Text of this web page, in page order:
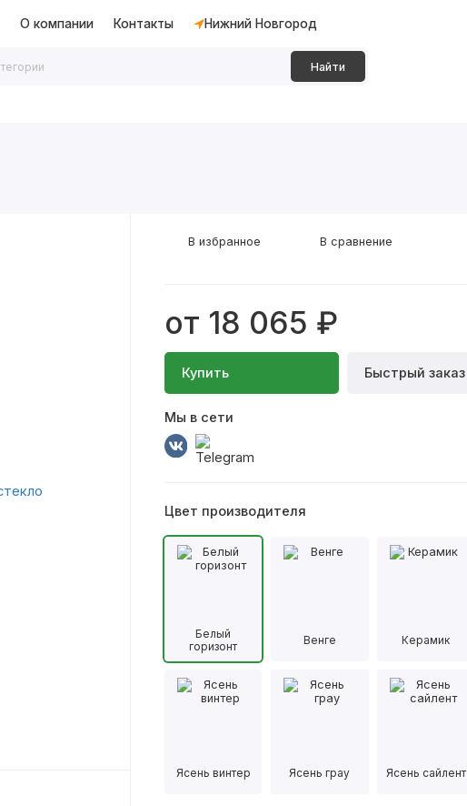
О компании Контакты Нижний Новгород
Найти
от 18 065 ₽
Купить Быстрый заказ
Мы в сети
В избранное В сравнение
Цвет производителя
Белый
горизонт
Венге Керамик
Ясень винтер Ясень грау Ясень сайлент